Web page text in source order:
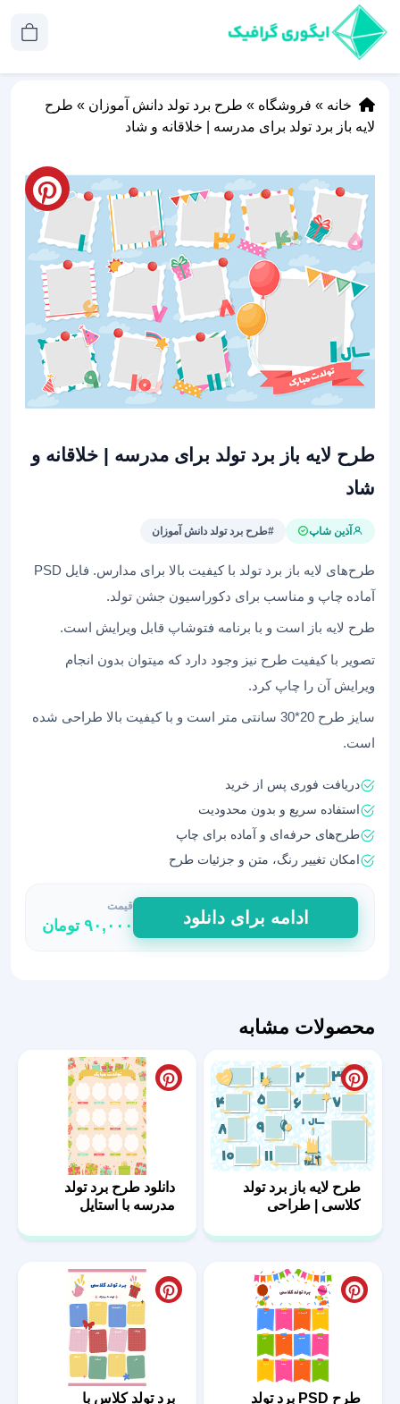
خانه » فروشگاه » طرح برد تولد دانش آموزان » طرح
لایه باز برد تولد برای مدرسه | خلاقانه و شاد
طرح لایه باز برد تولد برای مدرسه | خلاقانه و
شاد
آذین شاپ #طرح برد تولد دانش آموزان
طرح‌های لایه باز برد تولد با کیفیت بالا برای مدارس. فایل PSD
آماده چاپ و مناسب برای دکوراسیون جشن تولد.
طرح لایه باز است و با برنامه فتوشاپ قابل ویرایش است.
تصویر با کیفیت طرح نیز وجود دارد که میتوان بدون انجام
ویرایش آن را چاپ کرد.
سایز طرح 20*30 سانتی متر است و با کیفیت بالا طراحی شده
است.
دریافت فوری پس از خرید
استفاده سریع و بدون محدودیت
طرح‌های حرفه‌ای و آماده برای چاپ
امکان تغییر رنگ، متن و جزئیات طرح
طرح
لایه
باز
مدرسه
خلاقانه
و
شاد
ادامه برای دانلود
قیمت
۹۰,۰۰۰ تومان
محصولات مشابه
طرح لایه باز برد تولد
کلاسی | طراحی
دانلود طرح برد تولد
مدرسه با استایل
طرح PSD برد تولد
برد تولد کلاس با